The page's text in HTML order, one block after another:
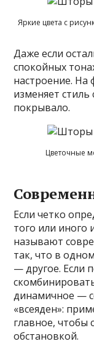
Яркие цвета с
Даже если
спокойных
настроение. На
изменяет
покрывало.
Цветочные
Если четко
того или иного
называют
так, что в
— другое. Если
динамичное —
«всеяден»:
главное, чтобы
обстановкой.